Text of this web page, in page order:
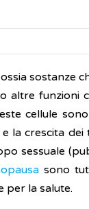
sostanze
altre funzioni
cellule
la crescita
sessuale
sono
per la salute.